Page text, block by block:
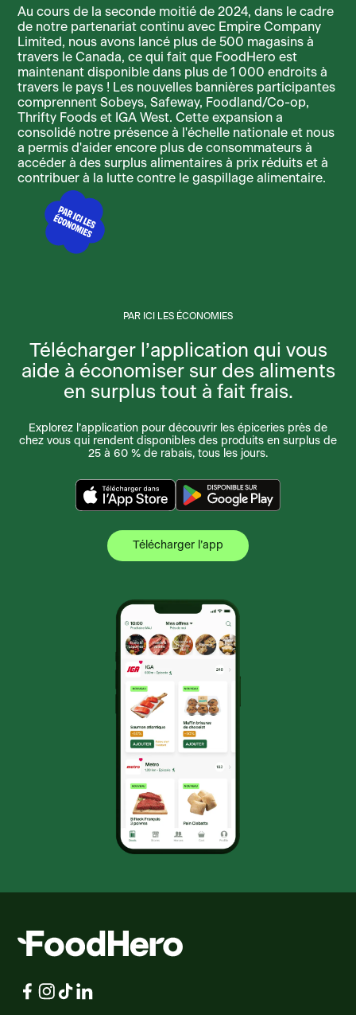
Au cours de la seconde moitié de 2024, dans le cadre
de notre partenariat continu avec Empire Company
Limited, nous avons lancé plus de 500 magasins à
travers le Canada, ce qui fait que FoodHero est
maintenant disponible dans plus de 1 000 endroits à
travers le pays ! Les nouvelles bannières participantes
comprennent Sobeys, Safeway, Foodland/Co-op,
Thrifty Foods et IGA West. Cette expansion a
consolidé notre présence à l'échelle nationale et nous
a permis d'aider encore plus de consommateurs à
accéder à des surplus alimentaires à prix réduits et à
contribuer à la lutte contre le gaspillage alimentaire.
PAR ICI LES ÉCONOMIES
Télécharger l’application qui vous
aide à économiser sur des aliments
en surplus tout à fait frais.
Explorez l’application pour découvrir les épiceries près de
chez vous qui rendent disponibles des produits en surplus de
25 à 60 % de rabais, tous les jours.
Télécharger l’app